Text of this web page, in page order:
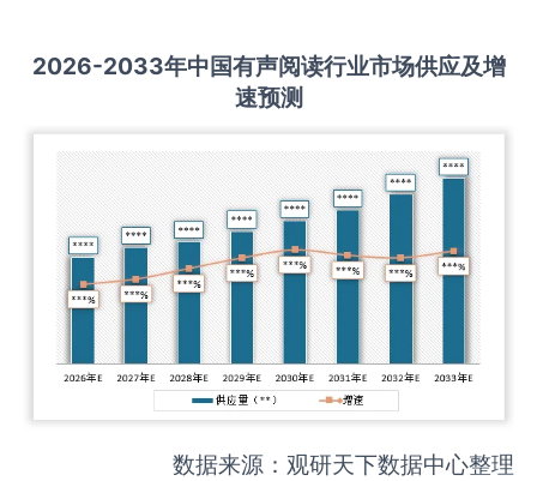
2026-2033年中国有声阅读行业市场供应及增
速预测
数据来源：观研天下数据中心整理